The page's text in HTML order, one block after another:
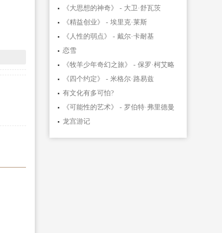
《大思想的神奇》 - 大卫·舒瓦茨
《精益创业》 - 埃里克·莱斯
《人性的弱点》 - 戴尔·卡耐基
恋雪
《牧羊少年奇幻之旅》 - 保罗·柯艾略
《四个约定》 - 米格尔·路易兹
有文化有多可怕?
《可能性的艺术》 - 罗伯特·弗里德曼
龙宫游记